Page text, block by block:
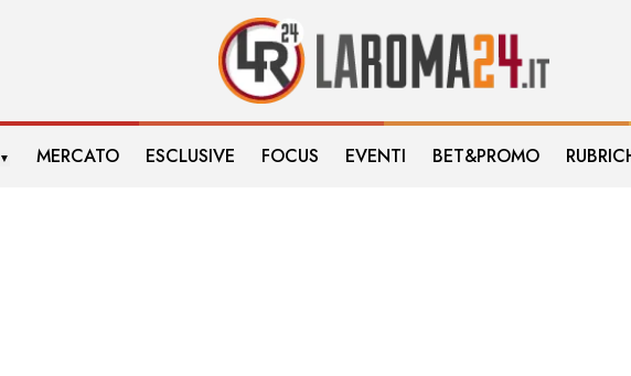
▼ MERCATO ESCLUSIVE FOCUS EVENTI BET&PROMO